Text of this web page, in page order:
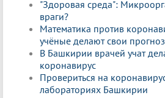
"Здоровая среда":
враги?
Математика против
учёные делают свои
В Башкирии врачей учат
коронавирус
Провериться на
лабораториях Башкирии